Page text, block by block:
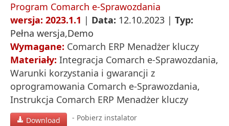
Program Comarch e-Sprawozdania
wersja: 2023.1.1 | Data: 12.10.2023 | Typ:
Pełna wersja,Demo
Wymagane: Comarch ERP Menadżer kluczy
Materiały: Integracja Comarch e-Sprawozdania,
Warunki korzystania i gwarancji z
oprogramowania Comarch e-Sprawozdania,
Instrukcja Comarch ERP Menadżer kluczy
Download - Pobierz instalator